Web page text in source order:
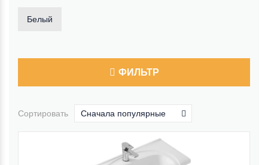
Белый
ФИЛЬТР
Сортировать Сначала популярные